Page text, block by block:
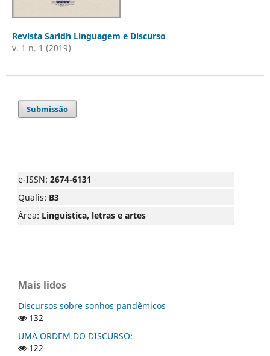
Revista Saridh Linguagem e Discurso
v. 1 n. 1 (2019)
Submissão
e-ISSN: 2674-6131
Qualis: B3
Área: Linguistica, letras e artes
Mais lidos
Discursos sobre sonhos pandêmicos
132
UMA ORDEM DO DISCURSO:
122